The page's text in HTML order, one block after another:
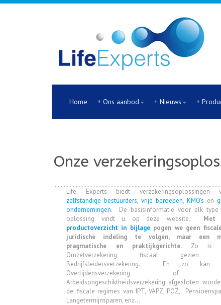
Home + Ons aanbod + Nieuws +
Onze
Life Experts biedt verzekeringsoplossingen
zelfstandige bestuurders, vrije beroepen, KMO's en
ondernemingen. De basisinformatie voor elk type
oplossing vindt u op deze website. Met
productoverzicht in bijlagepogen we geen
juridische indeling te volgen, maar een
pragmatische en praktijkgerichte. Zo is
Omzetverzekering fiscaal gezien
Bedrijfsleidersverzekering. En zo kan
Overlijdensverzekering of
Arbeidsongeschiktheidsverzekering afgesloten
de fiscale regimes van IPT, VAPZ, POZ,
Langetermijnsparen, enz...